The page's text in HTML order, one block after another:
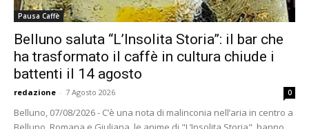
Pausa Caffè
Belluno saluta “L’Insolita Storia”: il bar che
ha trasformato il caffè in cultura chiude i
battenti il 14 agosto
redazione - 7 Agosto 2026 0
Belluno, 07/08/2026 - C’è una nota di malinconia nell’aria in centro a